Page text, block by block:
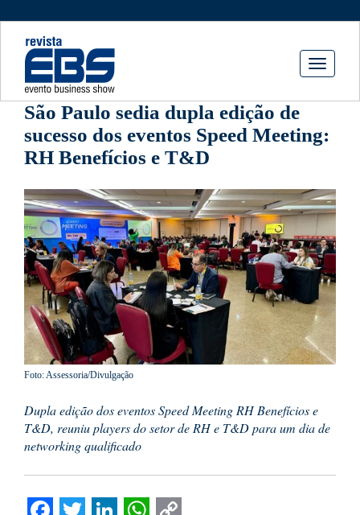
Toggle
São Paulo sedia dupla edição de
sucesso dos eventos Speed Meeting:
RH Benefícios e T&D
Foto: Assessoria/Divulgação
Dupla edição dos eventos Speed Meeting RH Benefícios e
T&D, reuniu players do setor de RH e T&D para um dia de
networking qualificado